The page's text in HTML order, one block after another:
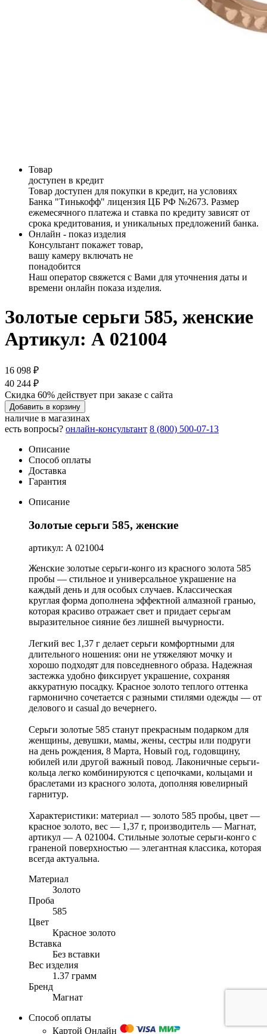
Товар
доступен в кредит
Товар доступен для покупки в кредит, на условиях
Банка "Тинькофф" лицензия ЦБ РФ №2673. Размер
ежемесячного платежа и ставка по кредиту зависят от
срока кредитования, и уникальных предложений банка.
Онлайн - показ изделия
Консультант покажет товар,
вашу камеру включать не
понадобится
Наш оператор свяжется с Вами для уточнения даты и
времени онлайн показа изделия.
Золотые серьги 585, женские
Артикул: А 021004
16 098 ₽
40 244 ₽
Скидка 60% действует при заказе с сайта
Добавить в корзину
наличие в магазинах
есть вопросы? онлайн-консультант 8 (800) 500-07-13
Описание
Способ оплаты
Доставка
Гарантия
Описание
Золотые серьги 585, женские
артикул: А 021004
Женские золотые серьги-конго из красного золота 585
пробы — стильное и универсальное украшение на
каждый день и для особых случаев. Классическая
круглая форма дополнена эффектной алмазной гранью,
которая красиво отражает свет и придает серьгам
выразительное сияние без лишней вычурности.
Легкий вес 1,37 г делает серьги комфортными для
длительного ношения: они не утяжеляют мочку и
хорошо подходят для повседневного образа. Надежная
застежка удобно фиксирует украшение, сохраняя
аккуратную посадку. Красное золото теплого оттенка
гармонично сочетается с разными стилями одежды — от
делового и casual до вечернего.
Серьги золотые 585 станут прекрасным подарком для
женщины, девушки, мамы, жены, сестры или подруги
на день рождения, 8 Марта, Новый год, годовщину,
юбилей или другой важный повод. Лаконичные серьги-
кольца легко комбинируются с цепочками, кольцами и
браслетами из красного золота, дополняя ювелирный
гарнитур.
Характеристики: материал — золото 585 пробы, цвет —
красное золото, вес — 1,37 г, производитель — Магнат,
артикул — А 021004. Стильные золотые серьги-конго с
граненой поверхностью — элегантная классика, которая
всегда актуальна.
Материал
Золото
Проба
585
Цвет
Красное золото
Вставка
Без вставки
Вес изделия
1.37 грамм
Бренд
Магнат
Способ оплаты
Картой Онлайн